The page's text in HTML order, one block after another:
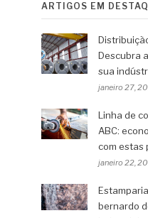
ARTIGOS EM
Descubra
sua
janeiro 27,
Linha de
ABC:
com estas
janeiro 22,
bernardo